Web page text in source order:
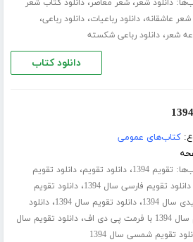
دانلود شعر،شعر معاصر،دانلود کتاب شعر
شعر عاشقانه،دانلود رباعیات،دانلود رباعی،
شعر،دانلود رباعی شکسته
دانلود کتاب
کتاب‌های عمومی
تقویم 1394 ،دانلود تقویم،دانلود تقویم
دانلود تقویم فارسی سال 1394 ،دانلود تقویم
سال 1394
،دانلود تقویم سال 1394 ،دانلود
فرمت پی دی اف
،دانلود تقویم سال
تقویم شمسی سال 1394